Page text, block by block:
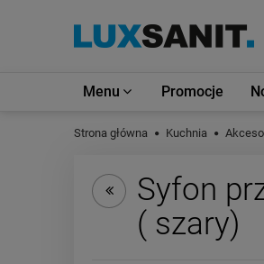
Menu Promocje
Strona główna Kuchnia
Syfon
( szary)